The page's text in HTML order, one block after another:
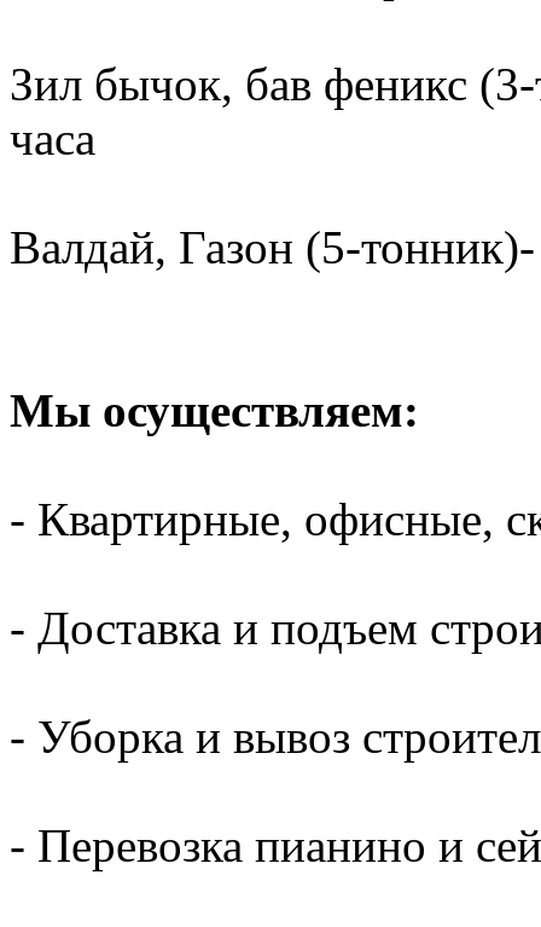
Зил бычок, бав феникс
часа
Валдай, Газон (5-
Мы осуществляем:
- Квартирные, офисные,
- Доставка и подъем
- Уборка и вывоз
- Перевозка пианино и